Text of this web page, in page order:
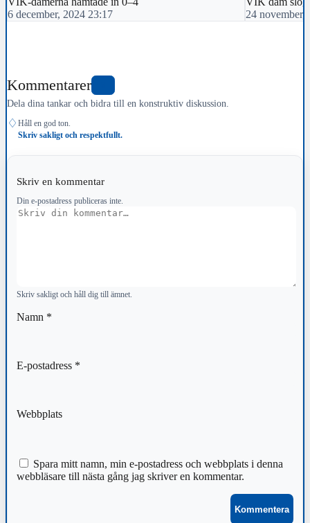
6 december, 2024 23:17
24 november,
Kommentarer
Dela dina tankar och bidra till en konstruktiv diskussion.
♢ Håll en god ton.
Skriv sakligt och respektfullt.
Skriv en kommentar
Din e-postadress publiceras inte.
Kommentar
Skriv sakligt och håll dig till ämnet.
Namn *
E-postadress *
Webbplats
Spara mitt namn, min e-postadress och webbplats i denna
webbläsare till nästa gång jag skriver en kommentar.